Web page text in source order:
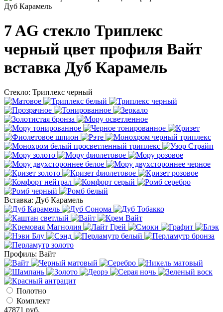
7 AG стекло Триплекс
черный цвет профиля Вайт
вставка Дуб Карамель
Стекло: Триплекс черный
Вставка: Дуб Карамель
Профиль: Вайт
Полотно
Комплект
47871 руб.